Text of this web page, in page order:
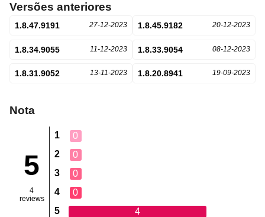
Versões anteriores
1.8.47.9191 27-12-2023 1.8.45.9182 20-12-2023
1.8.34.9055 11-12-2023 1.8.33.9054 08-12-2023
1.8.31.9052 13-11-2023 1.8.20.8941 19-09-2023
Nota
5
4
reviews
1
0
2
0
3
0
4
0
5
4